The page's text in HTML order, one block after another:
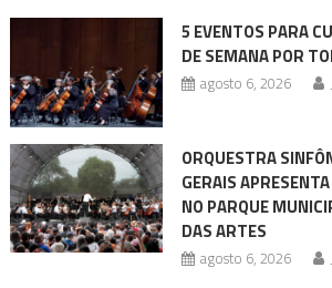
5 EVENTOS PARA
DE SEMANA POR
agosto 6, 2026
ORQUESTRA
GERAIS
NO PARQUE
DAS ARTES
agosto 6, 2026